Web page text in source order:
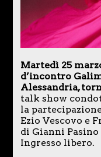
Martedì 25
d’incontro
Alessandria,
talk show
la
Ezio Vescovo e
di Gianni
Ingresso libero.